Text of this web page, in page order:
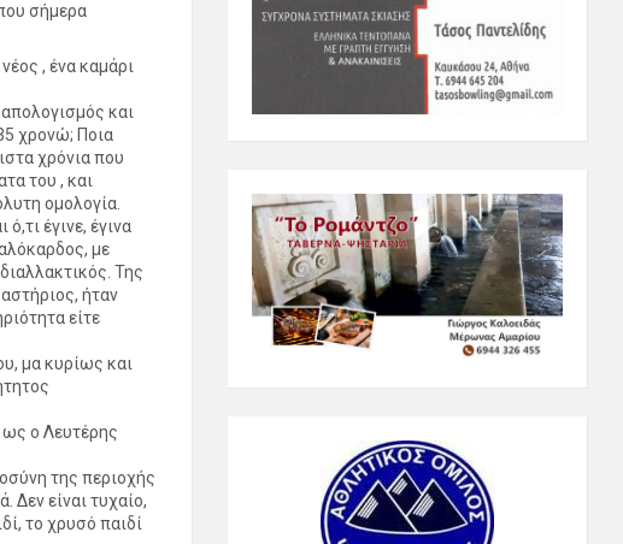
σήμερα
, ένα καμάρι
και
χρονώ; Ποια
χρόνια που
του , και
ομολογία.
έγινε, έγινα
με
Της
ήταν
είτε
μα κυρίως και
ως ο Λευτέρης
της περιοχής
Δεν είναι τυχαίο,
το χρυσό παιδί